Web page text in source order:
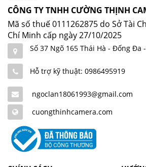
CÔNG TY TNHH CƯỜNG THỊNH
Mã số thuế 0111262875 do Sở Tài
Chí Minh cấp ngày 27/10/2025
Số 37 Ngõ 165 Thái Hà - Đống Đa
Hỗ trợ kỹ thuật: 0986495919
ngoclan18061993@gmail.com
cuongthinhcamera.com